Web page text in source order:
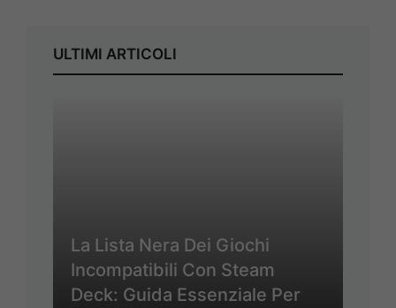
ULTIMI ARTICOLI
La Lista Nera Dei Giochi
Incompatibili Con Steam
Deck: Guida Essenziale Per